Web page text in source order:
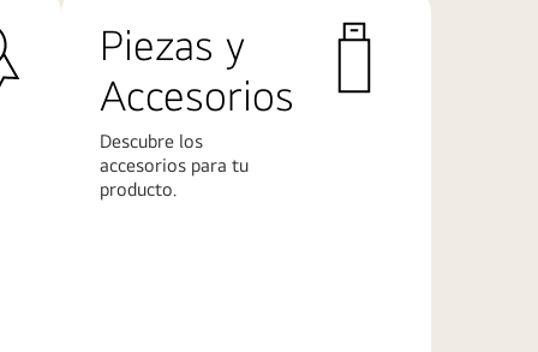
Piezas y
Accesorios
Descubre los
accesorios para tu
producto.